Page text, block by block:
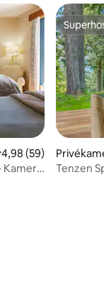
4,98 (59)
Kamer
Tenzen